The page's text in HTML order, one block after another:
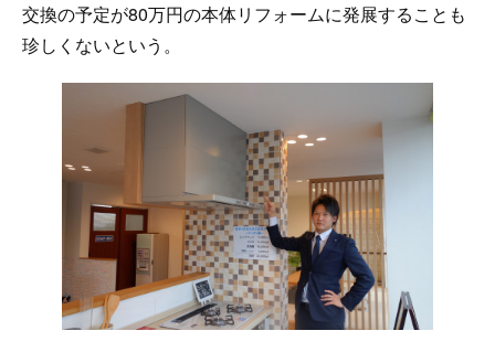
交換の予定が80万円の本体リフォームに発展することも
珍しくないという。